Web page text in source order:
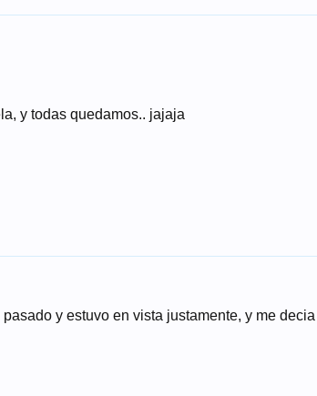
y todas quedamos.. jajaja
y estuvo en vista justamente, y me